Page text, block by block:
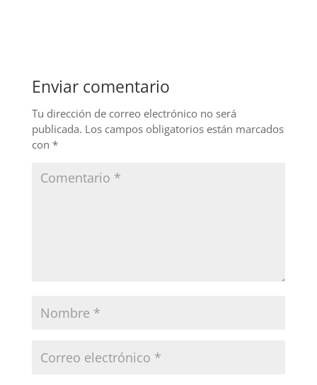
b
o
o
k
n
Enviar comentario
Tu dirección de correo electrónico no será
publicada. Los campos obligatorios están marcados
con *